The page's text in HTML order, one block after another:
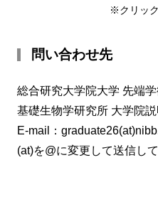
※クリッ
問い合わせ先
総合研究大学院大学 先端
基礎生物学研究所 大学院
E-mail：
(at)を@に変更して送信して